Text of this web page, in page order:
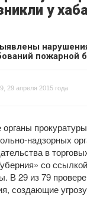
у
пожарной
29 апреля 2015 года
надзорных
в
со
В 29 из 79
создающие